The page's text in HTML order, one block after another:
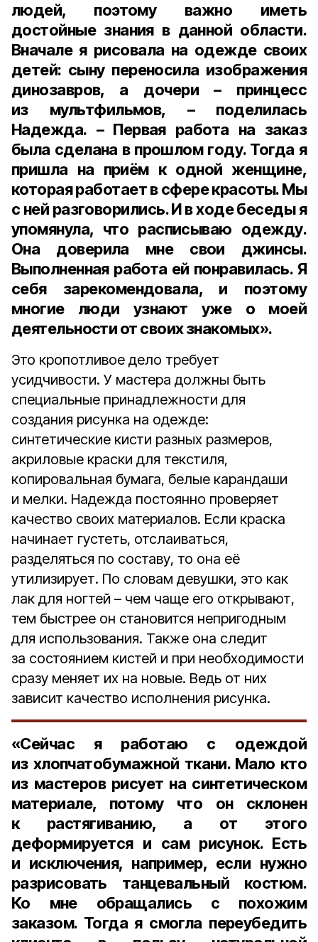
людей, поэтому важно иметь
достойные знания в данной области.
Вначале я рисовала на одежде своих
детей: сыну переносила изображения
динозавров, а дочери – принцесс
из мультфильмов, – поделилась
Надежда. – Первая работа на заказ
была сделана в прошлом году. Тогда я
пришла на приём к одной женщине,
которая работает в сфере красоты. Мы
с ней разговорились. И в ходе беседы я
упомянула, что расписываю одежду.
Она доверила мне свои джинсы.
Выполненная работа ей понравилась. Я
себя зарекомендовала, и поэтому
многие люди узнают уже о моей
деятельности от своих знакомых».
Это кропотливое дело требует
усидчивости. У мастера должны быть
специальные принадлежности для
создания рисунка на одежде:
синтетические кисти разных размеров,
акриловые краски для текстиля,
копировальная бумага, белые карандаши
и мелки. Надежда постоянно проверяет
качество своих материалов. Если краска
начинает густеть, отслаиваться,
разделяться по составу, то она её
утилизирует. По словам девушки, это как
лак для ногтей – чем чаще его открывают,
тем быстрее он становится непригодным
для использования. Также она следит
за состоянием кистей и при необходимости
сразу меняет их на новые. Ведь от них
зависит качество исполнения рисунка.
«Сейчас я работаю с одеждой
из хлопчатобумажной ткани. Мало кто
из мастеров рисует на синтетическом
материале, потому что он склонен
к растягиванию, а от этого
деформируется и сам рисунок. Есть
и исключения, например, если нужно
разрисовать танцевальный костюм.
Ко мне обращались с похожим
заказом. Тогда я смогла переубедить